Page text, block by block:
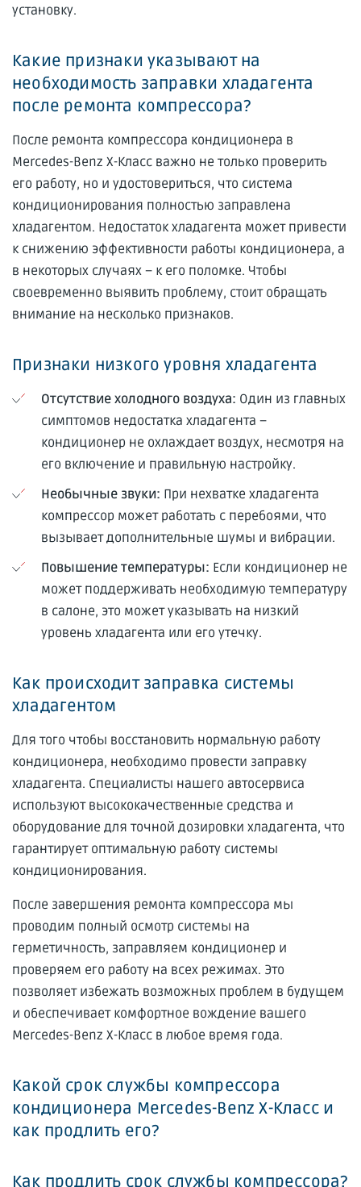
установку.
Какие признаки указывают на
необходимость заправки хладагента
после ремонта компрессора?
После ремонта компрессора кондиционера в
Mercedes-Benz X-Класс важно не только проверить
его работу, но и удостовериться, что система
кондиционирования полностью заправлена
хладагентом. Недостаток хладагента может привести
к снижению эффективности работы кондиционера, а
в некоторых случаях – к его поломке. Чтобы
своевременно выявить проблему, стоит обращать
внимание на несколько признаков.
Признаки низкого уровня хладагента
Отсутствие холодного воздуха: Один из главных
симптомов недостатка хладагента –
кондиционер не охлаждает воздух, несмотря на
его включение и правильную настройку.
Необычные звуки: При нехватке хладагента
компрессор может работать с перебоями, что
вызывает дополнительные шумы и вибрации.
Повышение температуры: Если кондиционер не
может поддерживать необходимую температуру
в салоне, это может указывать на низкий
уровень хладагента или его утечку.
Как происходит заправка системы
хладагентом
Для того чтобы восстановить нормальную работу
кондиционера, необходимо провести заправку
хладагента. Специалисты нашего автосервиса
используют высококачественные средства и
оборудование для точной дозировки хладагента, что
гарантирует оптимальную работу системы
кондиционирования.
После завершения ремонта компрессора мы
проводим полный осмотр системы на
герметичность, заправляем кондиционер и
проверяем его работу на всех режимах. Это
позволяет избежать возможных проблем в будущем
и обеспечивает комфортное вождение вашего
Mercedes-Benz X-Класс в любое время года.
Какой срок службы компрессора
кондиционера Mercedes-Benz X-Класс и
как продлить его?
Как продлить срок службы компрессора?